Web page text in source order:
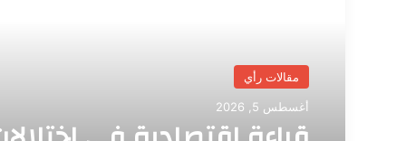
مقالات رأي
أغسطس 5, 2026